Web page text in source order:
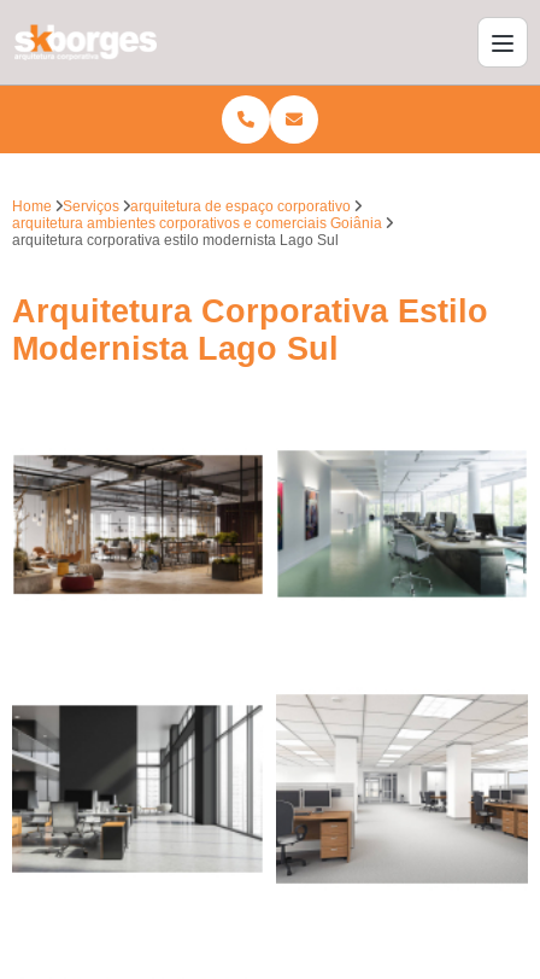
Home Serviços
arquitetura de espaço corporativo
arquitetura ambientes corporativos e comerciais Goiânia
arquitetura corporativa estilo modernista Lago Sul
Arquitetura Corporativa Estilo
Modernista Lago Sul